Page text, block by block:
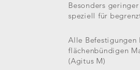
Besonders
speziell für
Alle Befestigungen
flächenbündigen
(Agitus M)